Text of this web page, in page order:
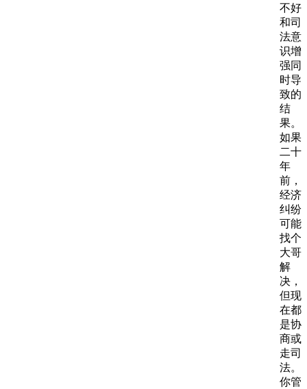
不好
和司
法意
识增
强同
时导
致的
结
果。
如果
二十
年
前，
经济
纠纷
可能
找个
大哥
解
决，
但现
在都
是协
商或
走司
法。
你管